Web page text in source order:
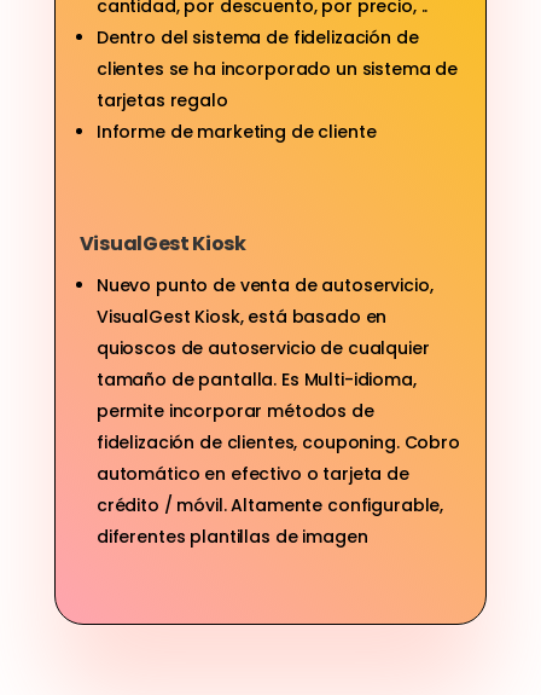
cantidad, por descuento, por precio, ..
Dentro del sistema de fidelización de
clientes se ha incorporado un sistema de
tarjetas regalo
Informe de marketing de cliente
VisualGest Kiosk
Nuevo punto de venta de autoservicio,
VisualGest Kiosk, está basado en
quioscos de autoservicio de cualquier
tamaño de pantalla. Es Multi-idioma,
permite incorporar métodos de
fidelización de clientes, couponing. Cobro
automático en efectivo o tarjeta de
crédito / móvil. Altamente configurable,
diferentes plantillas de imagen